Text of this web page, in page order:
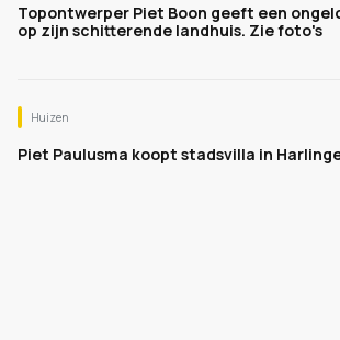
Topontwerper Piet Boon geeft een
op zijn schitterende landhuis. Zie foto's
Huizen
Piet Paulusma koopt stadsvilla in